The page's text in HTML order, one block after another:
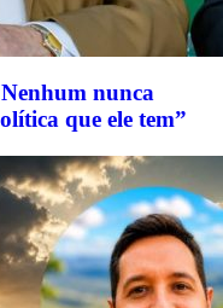
nunca
que ele tem”